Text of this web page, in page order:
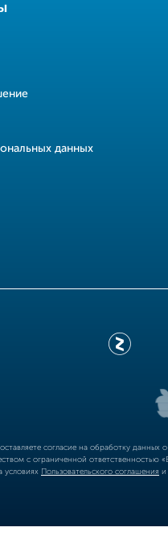
данных
согласие на обработку
с ограниченной
условиях Пользовательского соглашения и